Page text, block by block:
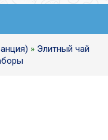
» Элитный чай